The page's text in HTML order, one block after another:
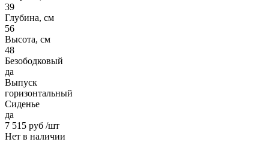
39
Глубина, см
56
Высота, см
48
Безободковый
да
Выпуск
горизонтальный
Сиденье
да
7 515 руб /шт
Нет в наличии